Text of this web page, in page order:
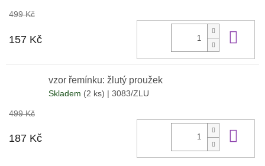
499 Kč
157 Kč
vzor řemínku: žlutý proužek
Skladem (2 ks) | 3083/ZLU
499 Kč
187 Kč